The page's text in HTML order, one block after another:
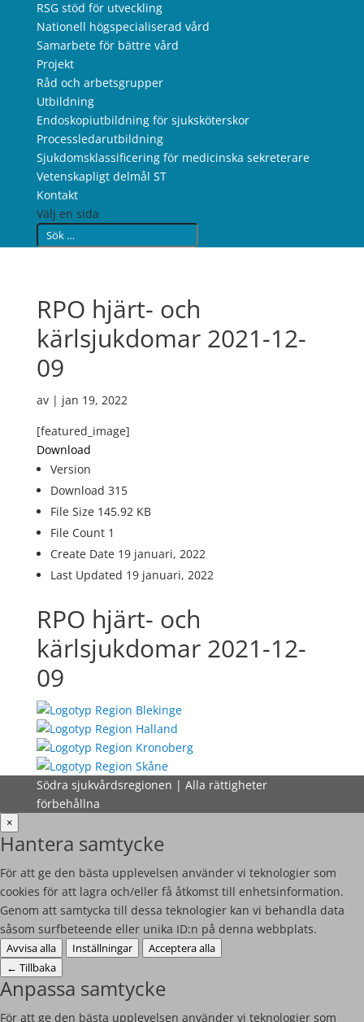
RSG stöd för utveckling
Nationell högspecialiserad vård
Samarbete för bättre vård
Projekt
Råd och arbetsgrupper
Utbildning
Endoskopiutbildning för sjuksköterskor
Processledarutbildning
Sjukdomsklassificering för medicinska sekreterare
Vetenskapligt delmål ST
Kontakt
Välj en sida
RPO hjärt- och
kärlsjukdomar 2021-12-
09
av | jan 19, 2022
[featured_image]
Download
Version
Download 315
File Size 145.92 KB
File Count 1
Create Date 19 januari, 2022
Last Updated 19 januari, 2022
RPO hjärt- och
kärlsjukdomar 2021-12-
09
Södra sjukvårdsregionen | Alla rättigheter
förbehållna
×
Hantera samtycke
För att ge den bästa upplevelsen använder vi teknologier som
cookies för att lagra och/eller få åtkomst till enhetsinformation.
Genom att samtycka till dessa teknologier kan vi behandla data
såsom surfbeteende eller unika ID:n på denna webbplats.
Avvisa alla Inställningar
Acceptera alla
← Tillbaka
Anpassa samtycke
För att ge den bästa upplevelsen använder vi teknologier som